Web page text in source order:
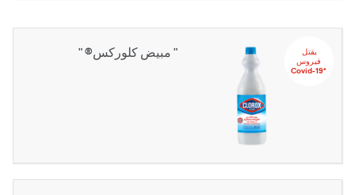
يقتل‬ ‫‫‫‫‏‫
‬‫فيروس
‏*‫Covid-19
" مبيض كلوركس® "